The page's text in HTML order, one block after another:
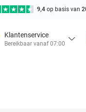
9,4 op basis van
Klantenservice
Bereikbaar vanaf 07:00